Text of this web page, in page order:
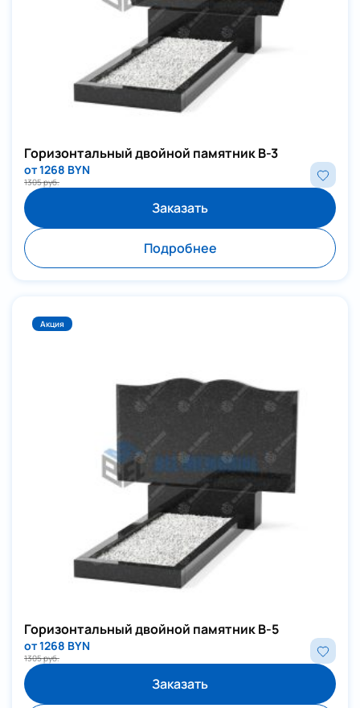
Горизонтальный двойной памятник В-3
от 1268 BYN
1305 руб.
Заказать
Подробнее
Акция
Горизонтальный двойной памятник В-5
от 1268 BYN
1305 руб.
Заказать